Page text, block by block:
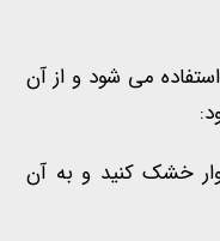
می شود و از آن
خشک کنید و به آن